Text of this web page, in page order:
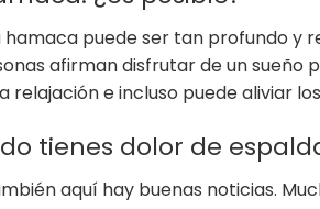
puede ser tan profundo y
afirman disfrutar de un
e incluso puede aliviar
tienes dolor de
aquí hay buenas noticias.